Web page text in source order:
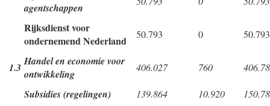
agentschappen
Rijksdienst voor
ondernemend Nederland
50.793 0 50.793
1.3 Handel en economie voor
ontwikkeling
406.027 760
Subsidies (regelingen) 139.864 10.920